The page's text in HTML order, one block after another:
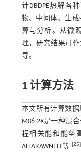
计DBDPE热解各
物、中间体、生
算与分析。从微
理，研究结果可作
导。
1 计算方法
本文所有计算数据
M06-2X是一种混
程相关能和能垒
ALTARAWNEH等[25]